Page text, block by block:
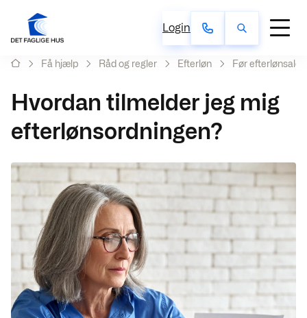
Login
Få hjælp Råd og regler Efterløn Før
Hvordan tilmelder jeg mig
efterlønsordningen?